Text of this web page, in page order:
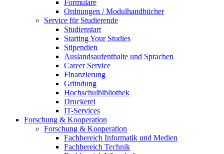
Formulare
Ordnungen / Modulhandbücher
Service für Studierende
Studienstart
Starting Your Studies
Stipendien
Auslandsaufenthalte und Sprachen
Career Service
Finanzierung
Gründung
Hochschulbibliothek
Druckerei
IT-Services
Forschung & Kooperation
Forschung & Kooperation
Fachbereich Informatik und Medien
Fachbereich Technik